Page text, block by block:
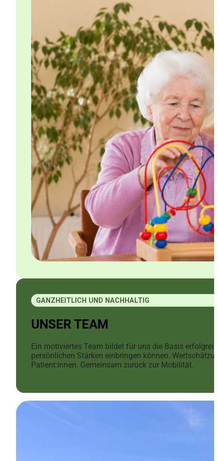
GANZHEITLICH UND NACHHALTIG
UNSER TEAM
Ein motiviertes Team bildet für uns die Basis
persönlichen Stärken einbringen können.
Patient:innen. Gemeinsam zurück zur Mobilität.